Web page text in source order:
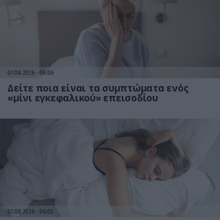
07.08.2026 06:06
Δείτε ποια είναι τα συμπτώματα ενός
«μίνι εγκεφαλικού» επεισοδίου
07.08.2026 06:05